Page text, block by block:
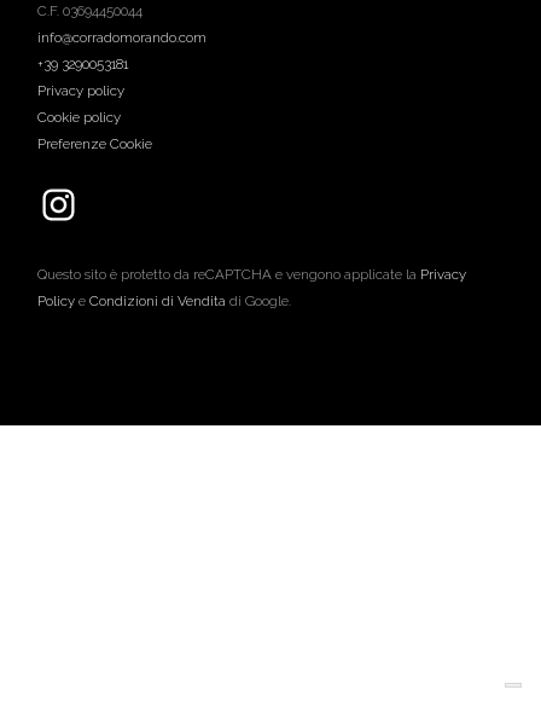
C.F. 03694450044
info@corradomorando.com
+39 3290053181
Privacy policy
Cookie policy
Preferenze Cookie
Questo sito è protetto da reCAPTCHA e vengono applicate la Privacy
Policy eCondizioni di Vendita di Google.